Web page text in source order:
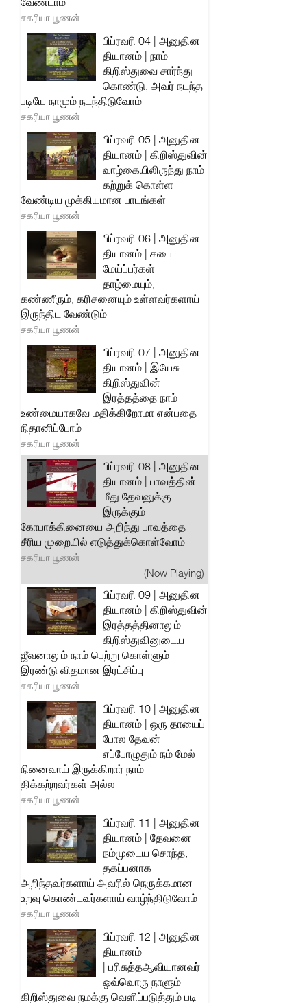
சகரியா பூணன்
பிப்ரவரி 04 | அனுதின
தியானம் | நாம்
கிறிஸ்துவை சார்ந்து
கொண்டு, அவர் நடந்த
படியே நாமும் நடந்திடுவோம்
சகரியா பூணன்
பிப்ரவரி 05 | அனுதின
தியானம் | கிறிஸ்துவின்
வாழ்கையிலிருந்து நாம்
கற்றுக் கொள்ள
வேண்டிய முக்கியமான பாடங்கள்
சகரியா பூணன்
பிப்ரவரி 06 | அனுதின
தியானம் | சபை
மேய்ப்பர்கள்
தாழ்மையும்,
கண்ணீரும், கரிசனையும் உள்ளவர்களாய்
இருந்திட வேண்டும்
சகரியா பூணன்
பிப்ரவரி 07 | அனுதின
தியானம் | இயேசு
கிறிஸ்துவின்
இரத்தத்தை நாம்
உண்மையாகவே மதிக்கிறோமா என்பதை
நிதானிப்போம்
சகரியா பூணன்
பிப்ரவரி 08 | அனுதின
தியானம் | பாவத்தின்
மீது தேவனுக்கு
இருக்கும்
கோபாக்கினையை அறிந்து பாவத்தை
சீரிய முறையில் எடுத்துக்கொள்வோம்
சகரியா பூணன்
(Now Playing)
பிப்ரவரி 09 | அனுதின
தியானம் | கிறிஸ்துவின்
இரத்தத்தினாலும்
கிறிஸ்துவினுடைய
ஜீவனாலும் நாம் பெற்று கொள்ளும்
இரண்டு விதமான இரட்சிப்பு
சகரியா பூணன்
பிப்ரவரி 10 | அனுதின
தியானம் | ஒரு தாயைப்
போல தேவன்
எப்போழுதும் நம் மேல்
நினைவாய் இருக்கிறார் நாம்
திக்கற்றவர்கள் அல்ல
சகரியா பூணன்
பிப்ரவரி 11 | அனுதின
தியானம் | தேவனை
நம்முடைய சொந்த,
தகப்பனாக
அறிந்தவர்களாய் அவரில் நெருக்கமான
உறவு கொண்டவர்களாய் வாழ்ந்திடுவோம்
சகரியா பூணன்
பிப்ரவரி 12 | அனுதின
தியானம்
| பரிசுத்தஆவியானவர்
ஒவ்வொரு நாளும்
கிறிஸ்துவை நமக்கு வெளிப்படுத்தும் படி